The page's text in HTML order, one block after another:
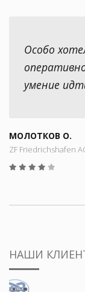
Особо
умение
МОЛОТКОВ О.
ZF Friedrichshafen
НАШИ